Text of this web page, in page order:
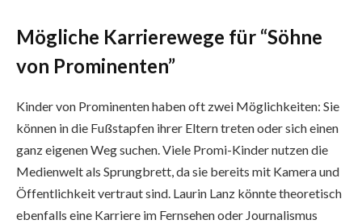
Mögliche Karrierewege für “Söhne
von Prominenten”
Kinder von Prominenten haben oft zwei Möglichkeiten: Sie
können in die Fußstapfen ihrer Eltern treten oder sich einen
ganz eigenen Weg suchen. Viele Promi-Kinder nutzen die
Medienwelt als Sprungbrett, da sie bereits mit Kamera und
Öffentlichkeit vertraut sind. Laurin Lanz könnte theoretisch
ebenfalls eine Karriere im Fernsehen oder Journalismus